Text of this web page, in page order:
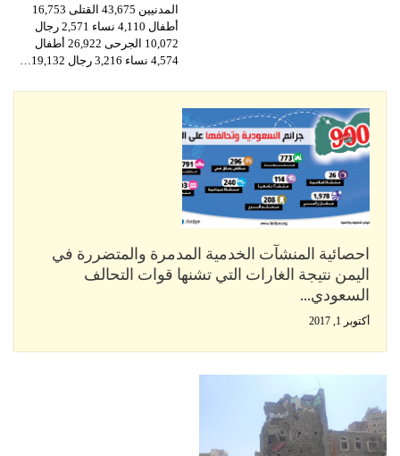
المدنيين 43,675 القتلى 16,753
أطفال 4,110 نساء 2,571 رجال
10,072 الجرحى 26,922 أطفال
4,574 نساء 3,216 رجال 19,132…
احصائية المنشآت الخدمية المدمرة والمتضررة في
اليمن نتيجة الغارات التي تشنها قوات التحالف
السعودي…
أكتوبر 1, 2017